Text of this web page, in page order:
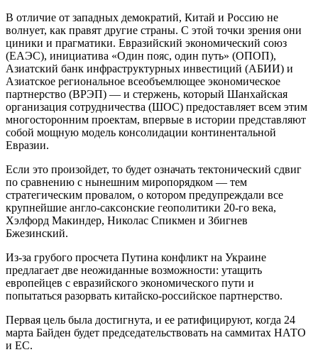
В отличие от западных демократий, Китай и Россию не
волнует, как правят другие страны. С этой точки зрения они
циники и прагматики. Евразийский экономический союз
(ЕАЭС), инициатива «Один пояс, один путь» (ОПОП),
Азиатский банк инфраструктурных инвестиций (АБИИ) и
Азиатское региональное всеобъемлющее экономическое
партнерство (ВРЭП) — и стержень, который Шанхайская
организация сотрудничества (ШОС) предоставляет всем этим
многосторонним проектам, впервые в истории представляют
собой мощную модель консолидации континентальной
Евразии.
Если это произойдет, то будет означать тектонический сдвиг
по сравнению с нынешним миропорядком — тем
стратегическим провалом, о котором предупреждали все
крупнейшие англо-саксонские геополитики 20-го века,
Хэлфорд Макиндер, Николас Спикмен и Збигнев
Бжезинский.
Из-за грубого просчета Путина конфликт на Украине
предлагает две неожиданные возможности: утащить
европейцев с евразийского экономического пути и
попытаться разорвать китайско-российское партнерство.
Первая цель была достигнута, и ее ратифицируют, когда 24
марта Байден будет председательствовать на саммитах НАТО
и ЕС.